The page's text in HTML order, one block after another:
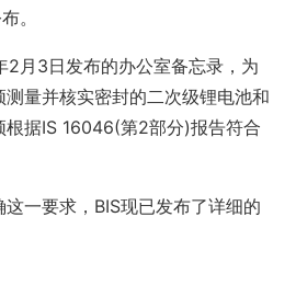
。
月3日发布的办公室备忘录，为
量并核实密封的二次级锂电池和
根据IS 16046(第2部分)报告符合
一要求，BIS现已发布了详细的